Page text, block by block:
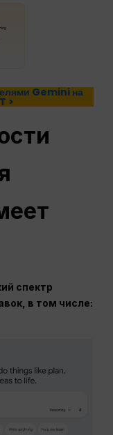
Gemini на
>
спектр
в том числе: